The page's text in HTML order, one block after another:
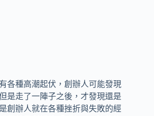
各種高潮起伏，創辦人可能發現
是走了一陣子之後，才發現還是
創辦人就在各種挫折與失敗的經